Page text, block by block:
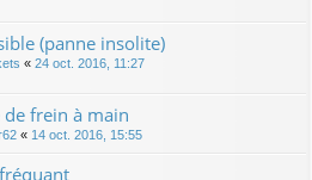
(panne insolite)
« 24 oct. 2016, 11:27
de frein à main
« 14 oct. 2016, 15:55